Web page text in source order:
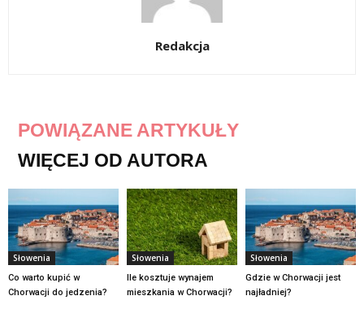
Redakcja
POWIĄZANE ARTYKUŁY
WIĘCEJ OD AUTORA
Słowenia
Co warto kupić w
Chorwacji do jedzenia?
Słowenia
Ile kosztuje wynajem
mieszkania w Chorwacji?
Słowenia
Gdzie w Chorwacji jest
najładniej?